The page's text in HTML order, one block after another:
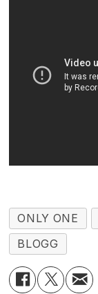
ONLY ONE
BLOGG